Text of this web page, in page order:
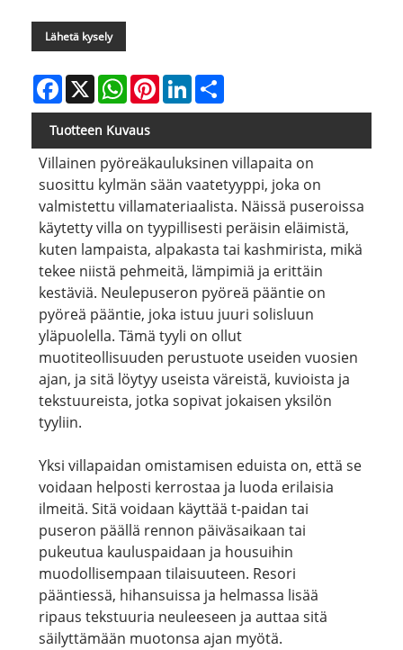
Lähetä kysely
Facebook
X WhatsAppPinterestLinkedIn
Tuotteen Kuvaus
Villainen pyöreäkauluksinen villapaita on
suosittu kylmän sään vaatetyyppi, joka on
valmistettu villamateriaalista. Näissä puseroissa
käytetty villa on tyypillisesti peräisin eläimistä,
kuten lampaista, alpakasta tai kashmirista, mikä
tekee niistä pehmeitä, lämpimiä ja erittäin
kestäviä. Neulepuseron pyöreä pääntie on
pyöreä pääntie, joka istuu juuri solisluun
yläpuolella. Tämä tyyli on ollut
muotiteollisuuden perustuote useiden vuosien
ajan, ja sitä löytyy useista väreistä, kuvioista ja
tekstuureista, jotka sopivat jokaisen yksilön
tyyliin.
Yksi villapaidan omistamisen eduista on, että se
voidaan helposti kerrostaa ja luoda erilaisia ​​
ilmeitä. Sitä voidaan käyttää t-paidan tai
puseron päällä rennon päiväsaikaan tai
pukeutua kauluspaidaan ja housuihin
muodollisempaan tilaisuuteen. Resori
pääntiessä, hihansuissa ja helmassa lisää
ripaus tekstuuria neuleeseen ja auttaa sitä
säilyttämään muotonsa ajan myötä.